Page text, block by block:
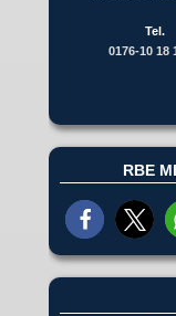
Tel.
0176-10 18
RBE